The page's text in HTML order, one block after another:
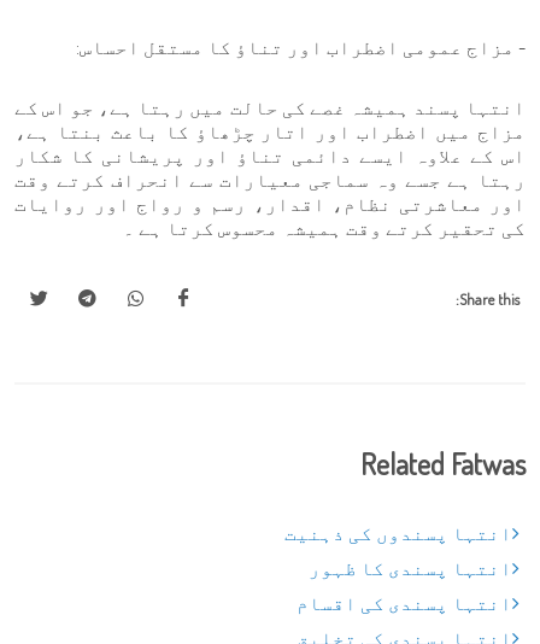
- مزاج عمومی اضطراب اور تناؤ کا مستقل احساس:
انتہا پسند ہمیشہ غصے کی حالت میں رہتا ہے، جو اس کے
مزاج میں اضطراب اور اتار چڑھاؤ کا باعث بنتا ہے،
اس کے علاوہ ایسے دائمی تناؤ اور پریشانی کا شکار
رہتا ہے جسے وہ سماجی معیارات سے انحراف کرتے وقت
اور معاشرتی نظام، اقدار، رسم و رواج اور روایات
کی تحقیر کرتے وقت ہمیشہ محسوس کرتا ہے ۔
Share this:
Related Fatwas
انتہا پسندوں کی ذہنیت
انتہا پسندی کا ظہور
انتہا پسندی کی اقسام
انتہا پسندی کی تخلیق